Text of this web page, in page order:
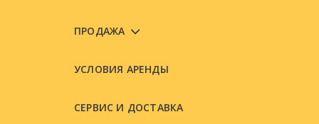
ПРОДАЖА
УСЛОВИЯ АРЕНДЫ
СЕРВИС И ДОСТАВКА